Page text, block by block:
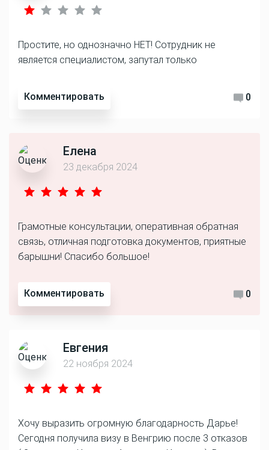
Простите, но однозначно НЕТ! Сотрудник не
является специалистом, запутал только
Комментировать 0
Елена
23 декабря 2024
Грамотные консультации, оперативная обратная
связь, отличная подготовка документов, приятные
барышни! Спасибо большое!
Комментировать 0
Евгения
22 ноября 2024
Хочу выразить огромную благодарность Дарье!
Сегодня получила визу в Венгрию после 3 отказов